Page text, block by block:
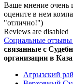
Ваше мнение очень
оцените в нем
"отлично!")
Reviews are disabled
Социальные отзывы
связанные с
организации в
Агрызский